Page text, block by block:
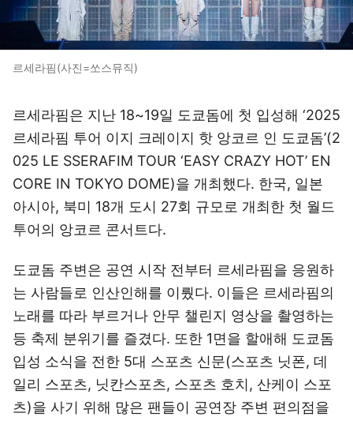
르세라핌(사진=쏘스뮤직)
르세라핌은 지난 18~19일 도쿄돔에 첫 입성해 ‘2025
르세라핌 투어 이지 크레이지 핫 앙코르 인 도쿄돔’(2
025 LE SSERAFIM TOUR ‘EASY CRAZY HOT’ EN
CORE IN TOKYO DOME)을 개최했다. 한국, 일본
아시아, 북미 18개 도시 27회 규모로 개최한 첫 월드
투어의 앙코르 콘서트다.
도쿄돔 주변은 공연 시작 전부터 르세라핌을 응원하
는 사람들로 인산인해를 이뤘다. 이들은 르세라핌의
노래를 따라 부르거나 안무 챌린지 영상을 촬영하는
등 축제 분위기를 즐겼다. 또한 1면을 할애해 도쿄돔
입성 소식을 전한 5대 스포츠 신문(스포츠 닛폰, 데
일리 스포츠, 닛칸스포츠, 스포츠 호치, 산케이 스포
츠)을 사기 위해 많은 팬들이 공연장 주변 편의점을